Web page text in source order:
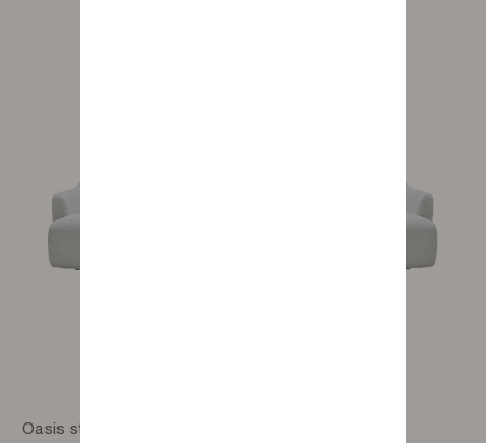
Oasis straight 4-seater sofa